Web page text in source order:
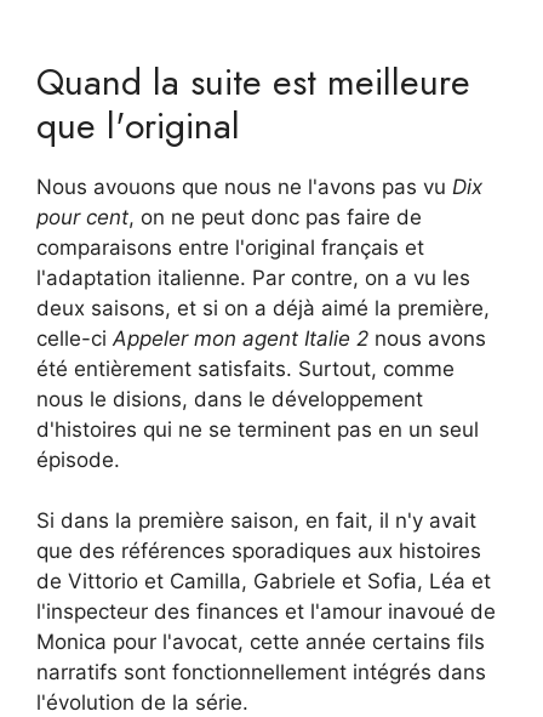
Quand la suite est meilleure
que l'original
Nous avouons que nous ne l'avons pas vu Dix
pour cent, on ne peut donc pas faire de
comparaisons entre l'original français et
l'adaptation italienne. Par contre, on a vu les
deux saisons, et si on a déjà aimé la première,
celle-ci Appeler mon agent Italie 2 nous avons
été entièrement satisfaits. Surtout, comme
nous le disions, dans le développement
d'histoires qui ne se terminent pas en un seul
épisode.
Si dans la première saison, en fait, il n'y avait
que des références sporadiques aux histoires
de Vittorio et Camilla, Gabriele et Sofia, Léa et
l'inspecteur des finances et l'amour inavoué de
Monica pour l'avocat, cette année certains fils
narratifs sont fonctionnellement intégrés dans
l'évolution de la série.